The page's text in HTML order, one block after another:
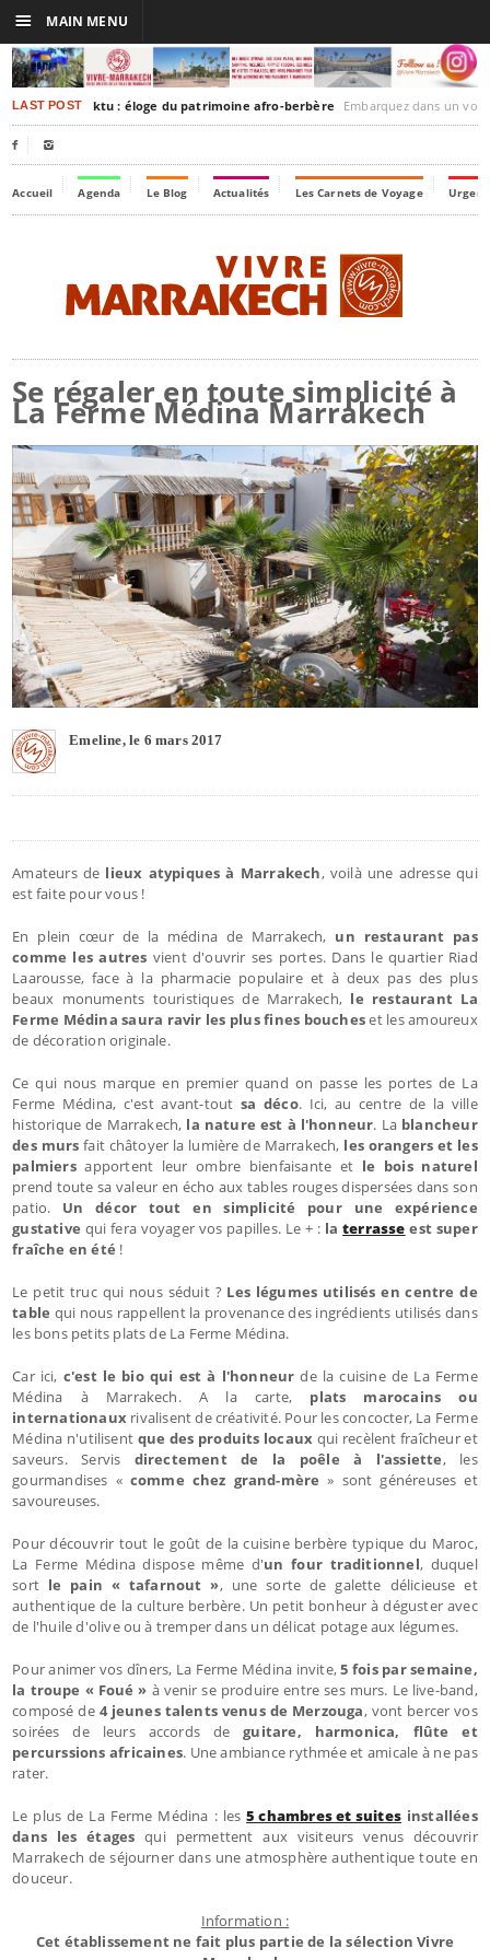
LAST POSTTimbuktu : éloge du patrimoine afro-berbère Embarquez dans un voyage culturel dans le
 
Accueil Agenda Le Blog Actualités Les Carnets de Voyage
Se régaler en toute simplicité à
La Ferme Médina Marrakech
Emeline, le 6 mars 2017
Amateurs de lieux atypiques à Marrakech, voilà une adresse qui
est faite pour vous !
En plein cœur de la médina de Marrakech, un restaurant pas
comme les autres vient d'ouvrir ses portes. Dans le quartier Riad
Laarousse, face à la pharmacie populaire et à deux pas des plus
beaux monuments touristiques de Marrakech, le restaurant La
Ferme Médina saura ravir les plus fines boucheset les amoureux
de décoration originale.
Ce qui nous marque en premier quand on passe les portes de La
Ferme Médina, c'est avant-tout sa déco. Ici, au centre de la ville
historique de Marrakech, la nature est à l'honneur. La blancheur
des murs fait châtoyer la lumière de Marrakech, les orangers et les
palmiersapportent leur ombre bienfaisante et le bois naturel
prend toute sa valeur en écho aux tables rouges dispersées dans son
patio. Un décor tout en simplicité pour une expérience
gustative qui fera voyager vos papilles. Le + : laterrasse est super
fraîche en été !
Le petit truc qui nous séduit ? Les légumes utilisés en centre de
table qui nous rappellent la provenance des ingrédients utilisés dans
les bons petits plats de La Ferme Médina.
Car ici, c'est le bio qui est à l'honneurde la cuisine de La Ferme
Médina à Marrakech. A la carte, plats marocains ou
internationauxrivalisent de créativité. Pour les concocter, La Ferme
Médina n'utilisent que des produits locaux qui recèlent fraîcheur et
saveurs. Servis directement de la poêle à l'assiette, les
gourmandises « comme chez grand-mère » sont généreuses et
savoureuses.
Pour découvrir tout le goût de la cuisine berbère typique du Maroc,
La Ferme Médina dispose même d'un four traditionnel, duquel
sort le pain « tafarnout », une sorte de galette délicieuse et
authentique de la culture berbère. Un petit bonheur à déguster avec
de l'huile d'olive ou à tremper dans un délicat potage aux légumes.
Pour animer vos dîners, La Ferme Médina invite,5 fois par semaine,
la troupe « Foué » à venir se produire entre ses murs. Le live-band,
composé de 4 jeunes talents venus de Merzouga, vont bercer vos
soirées de leurs accords deguitare, harmonica, flûte et
percurssions africaines. Une ambiance rythmée et amicale à ne pas
rater.
Le plus de La Ferme Médina : les5 chambres et suitesinstallées
dans les étages qui permettent aux visiteurs venus découvrir
Marrakech de séjourner dans une atmosphère authentique toute en
douceur.
Information :
Cet établissement ne fait plus partie de la sélection Vivre
☰ MAIN MENU